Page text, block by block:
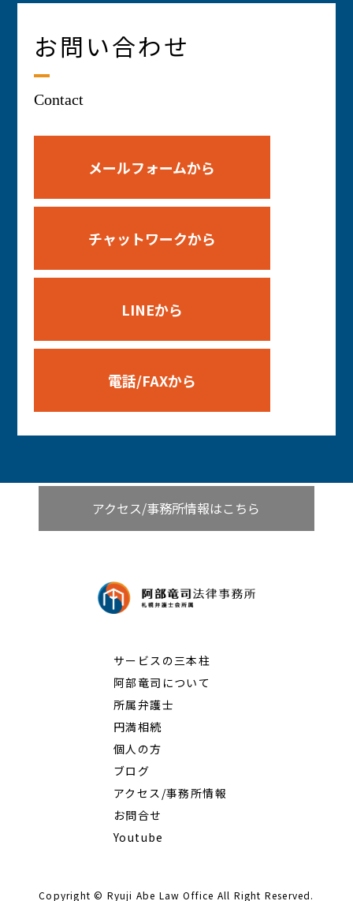
お問い合わせ
Contact
メールフォームから
チャットワークから
LINEから
電話/FAXから
アクセス/事務所情報はこちら
サービスの三本柱
阿部竜司について
所属弁護士
円満相続
個人の方
ブログ
アクセス/事務所情報
お問合せ
Youtube
Copyright © Ryuji Abe Law Office All Right Reserved.